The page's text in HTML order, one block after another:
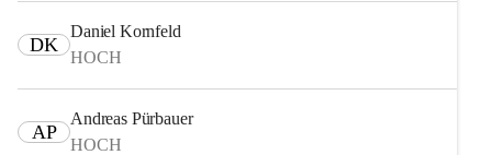
DK
Daniel Kornfeld
HOCH
AP
Andreas Pürbauer
HOCH